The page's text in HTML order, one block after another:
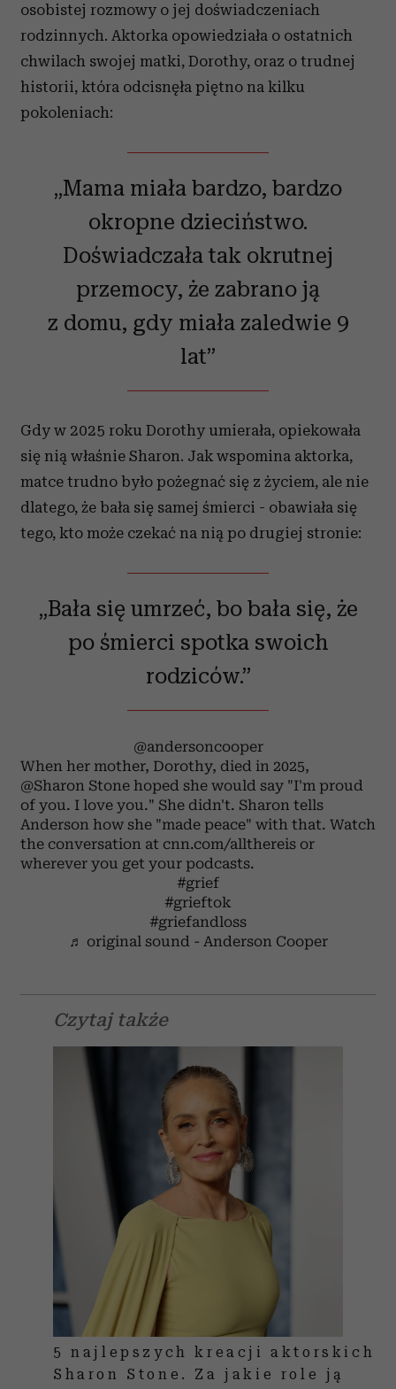
osobistej rozmowy o jej doświadczeniach
rodzinnych. Aktorka opowiedziała o ostatnich
chwilach swojej matki, Dorothy, oraz o trudnej
historii, która odcisnęła piętno na kilku
pokoleniach:
„Mama miała bardzo, bardzo
okropne dzieciństwo.
Doświadczała tak okrutnej
przemocy, że zabrano ją
z domu, gdy miała zaledwie 9
lat”
Gdy w 2025 roku Dorothy umierała, opiekowała
się nią właśnie Sharon. Jak wspomina aktorka,
matce trudno było pożegnać się z życiem, ale nie
dlatego, że bała się samej śmierci - obawiała się
tego, kto może czekać na nią po drugiej stronie:
„Bała się umrzeć, bo bała się, że
po śmierci spotka swoich
rodziców.”
@andersoncooper
When her mother, Dorothy, died in 2025,
@Sharon Stone hoped she would say "I'm proud
of you. I love you." She didn't. Sharon tells
Anderson how she "made peace" with that. Watch
the conversation at cnn.com/allthereis or
wherever you get your podcasts.
#grief
#grieftok
#griefandloss
♬ original sound - Anderson Cooper
Czytaj także
5 najlepszych kreacji aktorskich
Sharon Stone. Za jakie role ją